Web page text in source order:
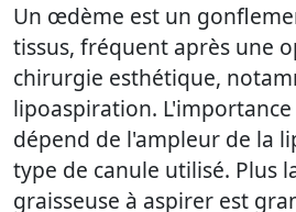
Un œdème est un
tissus, fréquent après une
chirurgie esthétique,
lipoaspiration.
dépend de l'ampleur de la
type de canule utilisé. Plus
graisseuse à aspirer est